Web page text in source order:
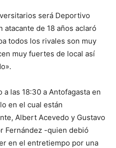
será Deportivo
de 18 años aclaró
todos los rivales son muy
muy fuertes de local así
a las 18:30 a Antofagasta en
en el cual están
Albert Acevedo y Gustavo
Fernández -quien debió
en el entretiempo por una